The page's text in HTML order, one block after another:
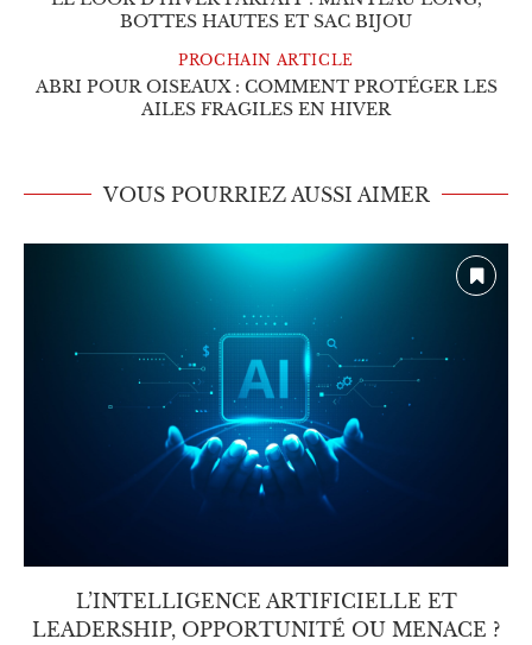
BOTTES HAUTES ET SAC BIJOU
PROCHAIN ARTICLE
ABRI POUR OISEAUX : COMMENT PROTÉGER LES
AILES FRAGILES EN HIVER
VOUS POURRIEZ AUSSI AIMER
L’INTELLIGENCE ARTIFICIELLE ET
LEADERSHIP, OPPORTUNITÉ OU MENACE ?